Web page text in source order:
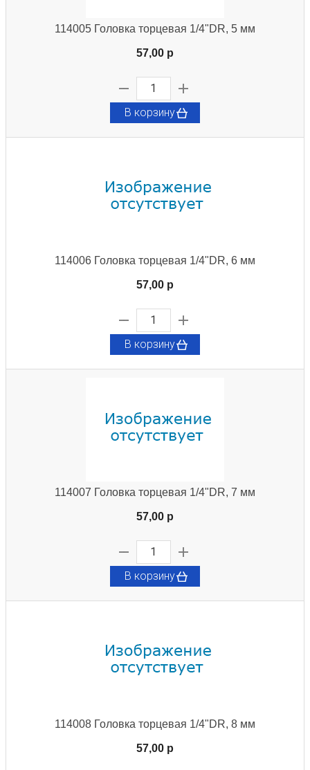
114005 Головка торцевая 1/4"DR, 5 мм
57,00 p
В корзину
114006 Головка торцевая 1/4"DR, 6 мм
57,00 p
В корзину
114007 Головка торцевая 1/4"DR, 7 мм
57,00 p
В корзину
114008 Головка торцевая 1/4"DR, 8 мм
57,00 p